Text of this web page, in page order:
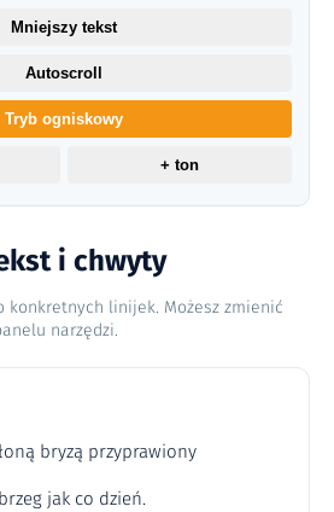
i chwyty
konkretnych linijek. Możesz zmienić
narzędzi.
bryzą przyprawiony
jak co dzień.
Mniejszy tekst
Autoscroll
Tryb ogniskowy
+ ton